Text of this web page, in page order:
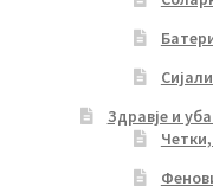
Здравје и